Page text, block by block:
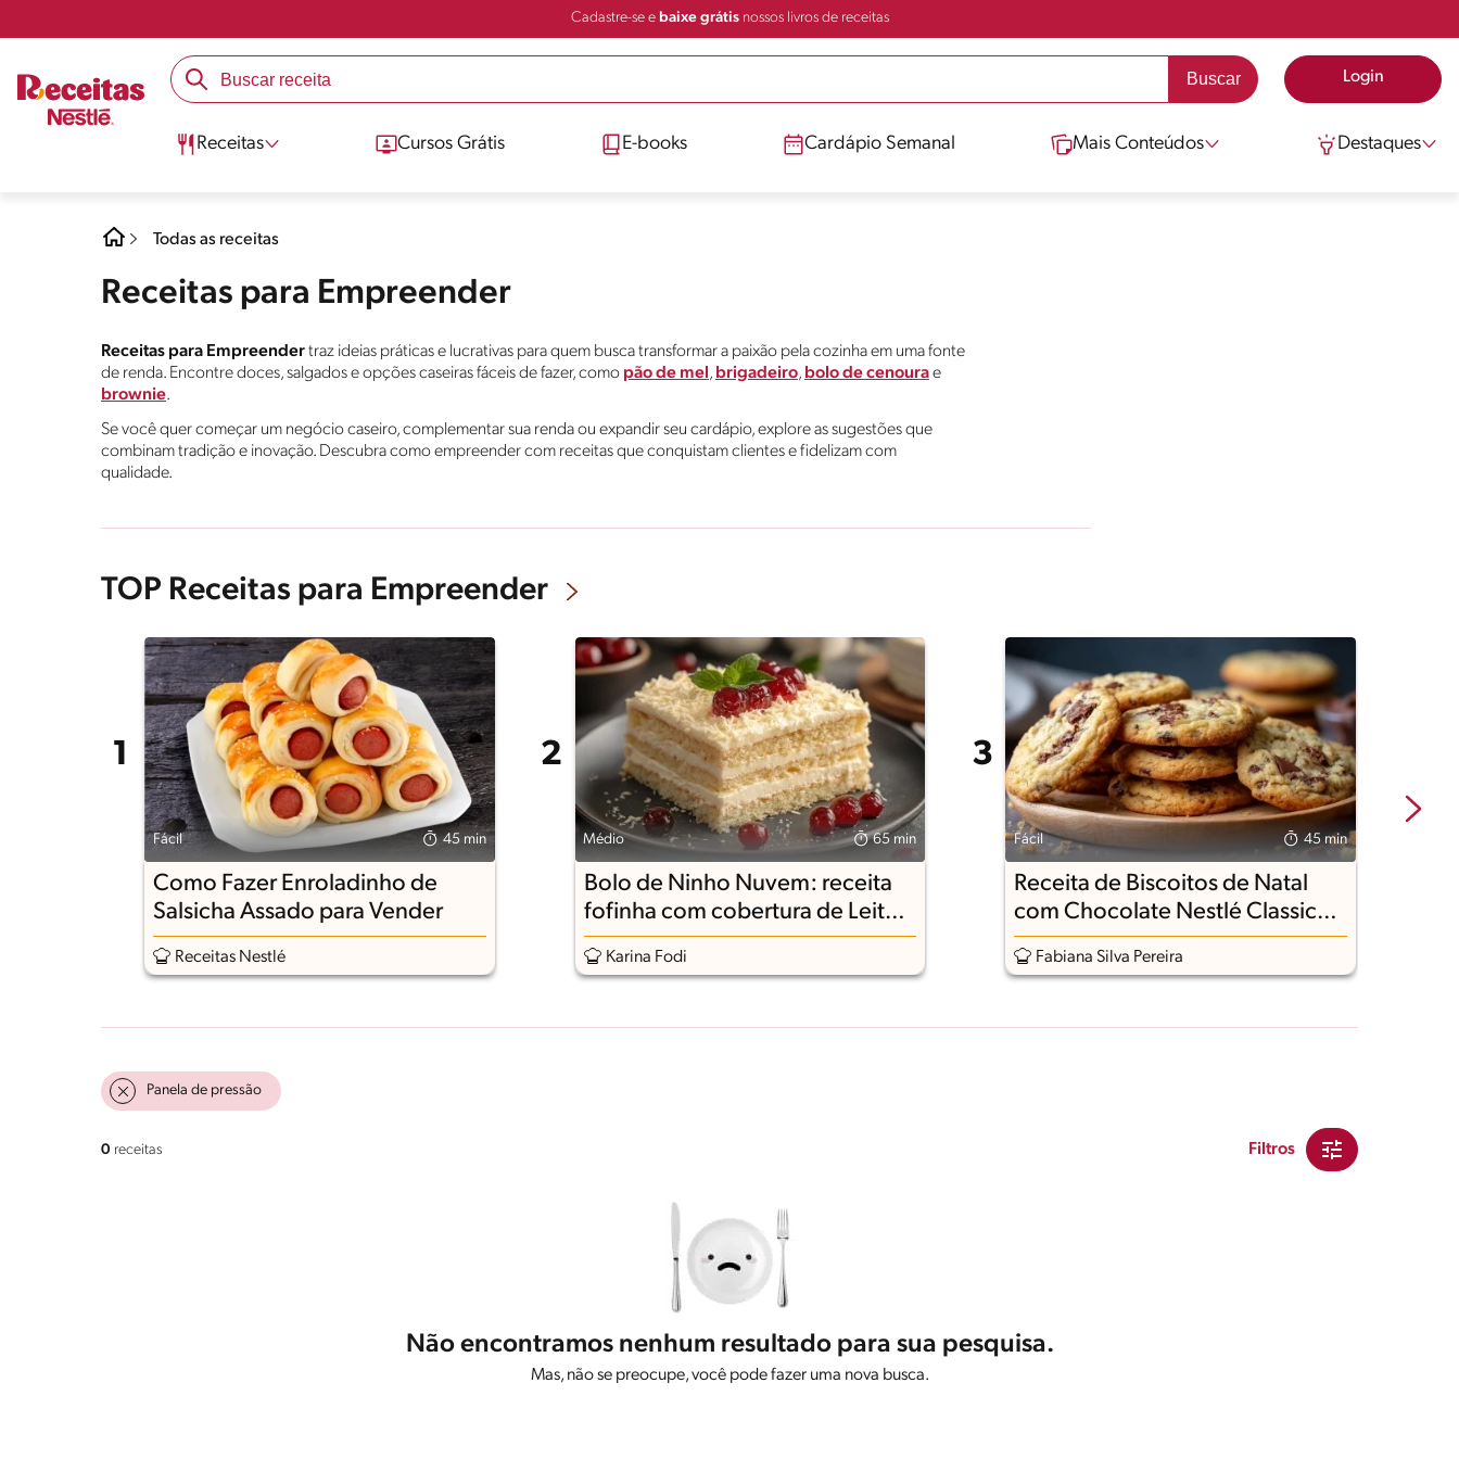
Cadastre-se e baixe grátisnossos livros de receitas
Login
Receitas Cursos Grátis E-books Cardápio Semanal Mais Conteúdos Destaques
Todas as receitas
Receitas para Empreender
Receitas para Empreendertraz ideias práticas e lucrativas para quem busca transformar a paixão pela cozinha em uma fonte
de renda. Encontre doces, salgados e opções caseiras fáceis de fazer, como pão de mel , brigadeiro, bolo de cenourae
brownie.
Se você quer começar um negócio caseiro, complementar sua renda ou expandir seu cardápio, explore as sugestões que
combinam tradição e inovação. Descubra como empreender com receitas que conquistam clientes e fidelizam com
qualidade.
TOP Receitas para Empreender
Fácil 45 min
Como Fazer Enroladinho de
Salsicha Assado para Vender
Receitas Nestlé
Médio 65 min
Bolo de Ninho Nuvem: receita
fofinha com cobertura de Leite
Ninho
Karina Fodi
Fácil 45 min
Receita de Biscoitos de Natal
com Chocolate Nestlé Classic
Ao Leite
Fabiana Silva Pereira
Panela de pressão
0 receitas Filtros
Não encontramos nenhum resultado para sua pesquisa.
Mas, não se preocupe, você pode fazer uma nova busca.